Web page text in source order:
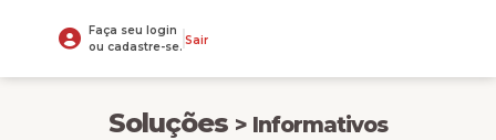
Faça seu login
ou cadastre-se. Sair
Soluções > Informativos